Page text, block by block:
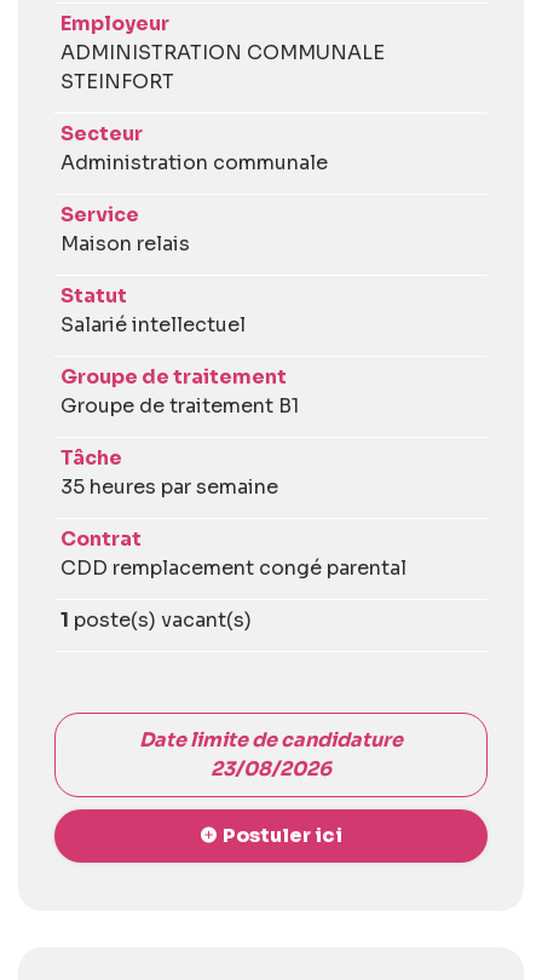
Employeur
ADMINISTRATION COMMUNALE
STEINFORT
Secteur
Administration communale
Service
Maison relais
Statut
Salarié intellectuel
Groupe de traitement
Groupe de traitement B1
Tâche
35 heures par semaine
Contrat
CDD remplacement congé parental
1 poste(s) vacant(s)
Date limite de candidature
23/08/2026
Postuler ici